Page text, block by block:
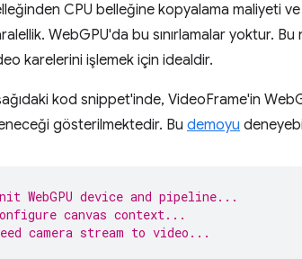
CPU belleğine kopyalama maliyeti ve
WebGPU'da bu sınırlamalar yoktur. Bu
karelerini işlemek için idealdir.
kod snippet'inde, VideoFrame'in
gösterilmektedir. Bu demoyu
WebGPU device and pipeline...
canvas context...
camera stream to video...